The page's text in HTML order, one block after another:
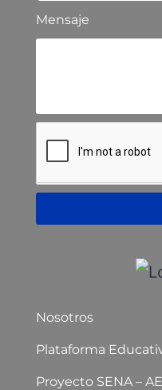
Mensaje
Nosotros
Plataforma
Proyecto SENA –